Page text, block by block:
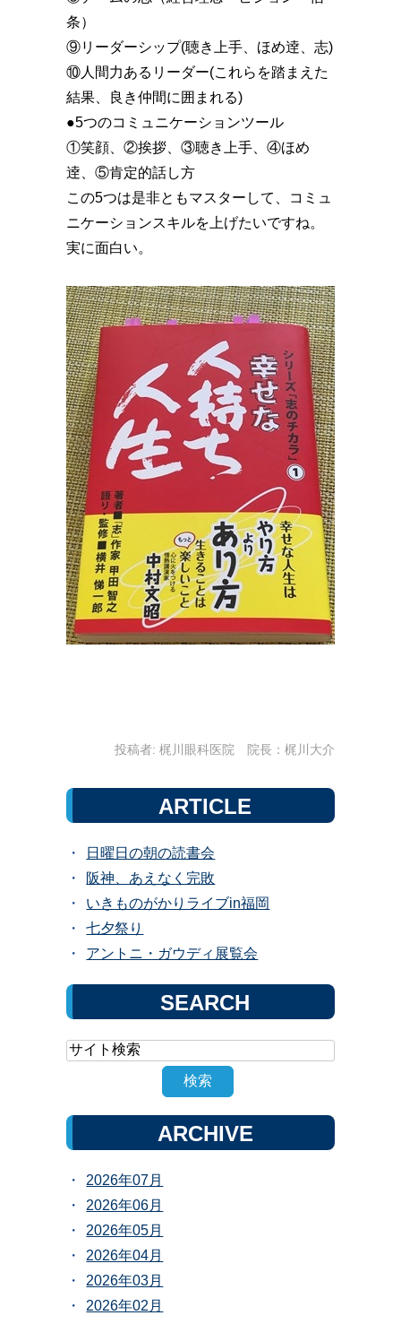
条）
⑨リーダーシップ(聴き上手、ほめ逹、志)
⑩人間力あるリーダー(これらを踏まえた
結果、良き仲間に囲まれる)
●5つのコミュニケーションツール
①笑顔、②挨拶、③聴き上手、④ほめ
逹、⑤肯定的話し方
この5つは是非ともマスターして、コミュ
ニケーションスキルを上げたいですね。
実に面白い。
投稿者: 梶川眼科医院 院長：梶川大介
ARTICLE
日曜日の朝の読書会
阪神、あえなく完敗
いきものがかりライブin福岡
七夕祭り
アントニ・ガウディ展覧会
SEARCH
ARCHIVE
2026年07月
2026年06月
2026年05月
2026年04月
2026年03月
2026年02月